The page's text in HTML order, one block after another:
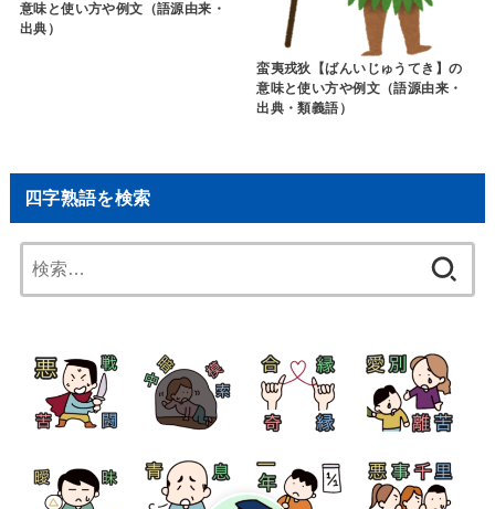
意味と使い方や例文（語源由来・
出典）
蛮夷戎狄【ばんいじゅうてき】の
意味と使い方や例文（語源由来・
出典・類義語）
四字熟語を検索
索: